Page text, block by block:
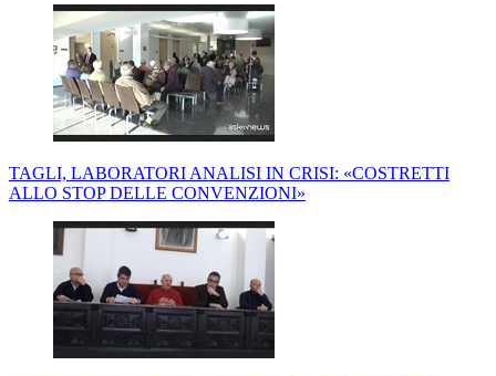
TAGLI, LABORATORI ANALISI IN CRISI: «COSTRETTI
ALLO STOP DELLE CONVENZIONI»